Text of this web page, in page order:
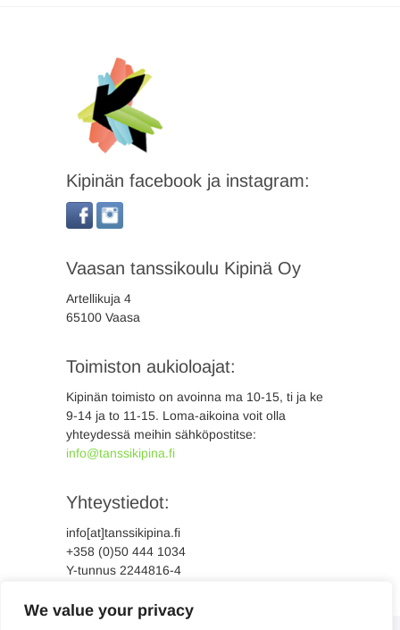
We value your privacy
Kipinän facebook ja instagram:
Vaasan tanssikoulu Kipinä Oy
Artellikuja 4
65100 Vaasa
Toimiston aukioloajat:
Kipinän toimisto on avoinna ma 10-15, ti ja ke
9-14 ja to 11-15. Loma-aikoina voit olla
yhteydessä meihin sähköpostitse:
info@tanssikipina.fi
Yhteystiedot:
info[at]tanssikipina.fi
+358 (0)50 444 1034
Y-tunnus 2244816-4